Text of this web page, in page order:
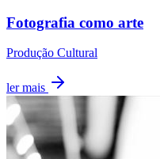
Fotografia como arte
Produção Cultural
ler mais